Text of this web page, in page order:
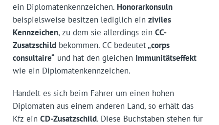
ein Diplomatenkennzeichen. Honorarkonsuln
beispielsweise besitzen lediglich ein ziviles
Kennzeichen, zu dem sie allerdings ein CC-
Zusatzschildbekommen. CC bedeutet„corps
consultaire“ und hat den gleichen Immunitätseffekt
wie ein Diplomatenkennzeichen.
Handelt es sich beim Fahrer um einen hohen
Diplomaten aus einem anderen Land, so erhält das
Kfz ein CD-Zusatzschild. Diese Buchstaben stehen für